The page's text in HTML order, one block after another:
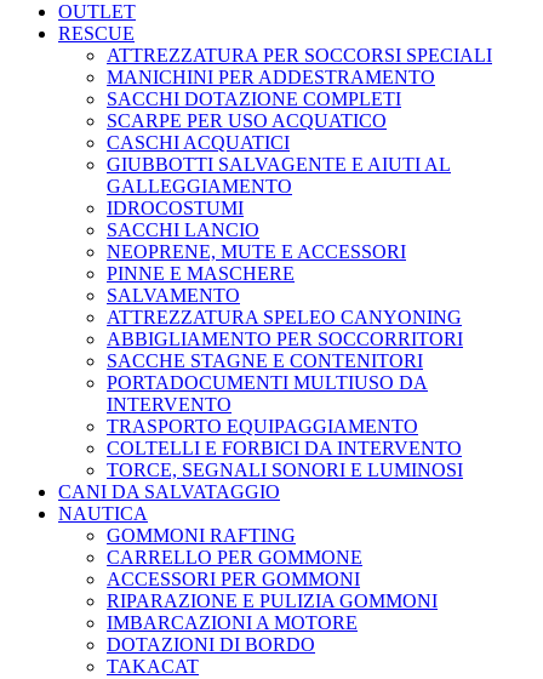
OUTLET
RESCUE
ATTREZZATURA PER SOCCORSI SPECIALI
MANICHINI PER ADDESTRAMENTO
SACCHI DOTAZIONE COMPLETI
SCARPE PER USO ACQUATICO
CASCHI ACQUATICI
GIUBBOTTI SALVAGENTE E AIUTI AL
GALLEGGIAMENTO
IDROCOSTUMI
SACCHI LANCIO
NEOPRENE, MUTE E ACCESSORI
PINNE E MASCHERE
SALVAMENTO
ATTREZZATURA SPELEO CANYONING
ABBIGLIAMENTO PER SOCCORRITORI
SACCHE STAGNE E CONTENITORI
PORTADOCUMENTI MULTIUSO DA
INTERVENTO
TRASPORTO EQUIPAGGIAMENTO
COLTELLI E FORBICI DA INTERVENTO
TORCE, SEGNALI SONORI E LUMINOSI
CANI DA SALVATAGGIO
NAUTICA
GOMMONI RAFTING
CARRELLO PER GOMMONE
ACCESSORI PER GOMMONI
RIPARAZIONE E PULIZIA GOMMONI
IMBARCAZIONI A MOTORE
DOTAZIONI DI BORDO
TAKACAT